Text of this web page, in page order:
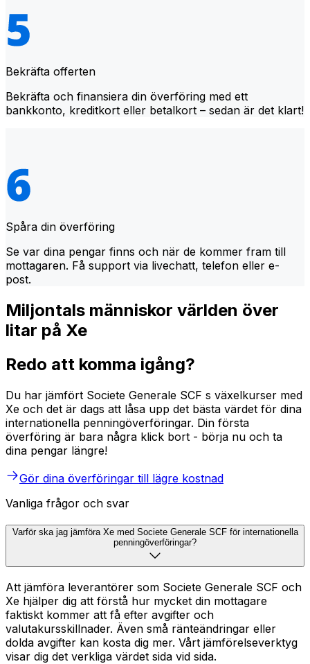
Bekräfta offerten
Bekräfta och finansiera din överföring med ett
bankkonto, kreditkort eller betalkort – sedan är det klart!
Spåra din överföring
Se var dina pengar finns och när de kommer fram till
mottagaren. Få support via livechatt, telefon eller e-
post.
Miljontals människor världen över
litar på Xe
Redo att komma igång?
Du har jämfört Societe Generale SCF s växelkurser med
Xe och det är dags att låsa upp det bästa värdet för dina
internationella penningöverföringar. Din första
överföring är bara några klick bort - börja nu och ta
dina pengar längre!
Gör dina överföringar till lägre kostnad
Vanliga frågor och svar
Varför ska jag jämföra Xe med Societe Generale SCF för internationella
penningöverföringar?
Att jämföra leverantörer som Societe Generale SCF och
Xe hjälper dig att förstå hur mycket din mottagare
faktiskt kommer att få efter avgifter och
valutakursskillnader. Även små ränteändringar eller
dolda avgifter kan kosta dig mer. Vårt jämförelseverktyg
visar dig det verkliga värdet sida vid sida.